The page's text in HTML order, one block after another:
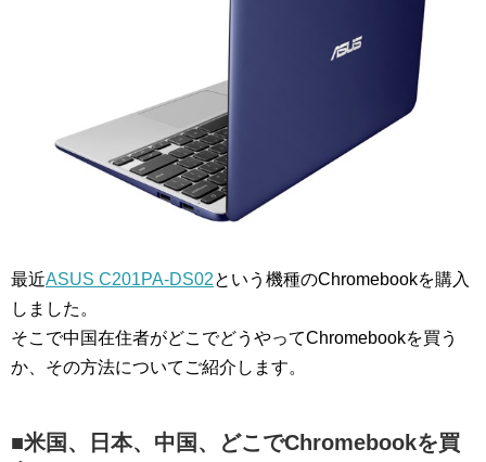
最近ASUS C201PA-DS02という機種のChromebookを購入
しました。
そこで中国在住者がどこでどうやってChromebookを買う
か、その方法についてご紹介します。
■米国、日本、中国、どこでChromebookを買